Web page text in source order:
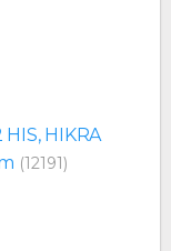
HIKRA
(12191)